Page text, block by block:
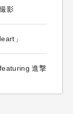
影
」
進撃